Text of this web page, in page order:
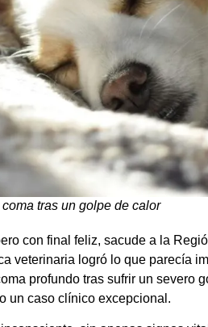
tras un golpe de calor
con final feliz, sacude a la
veterinaria logró lo que parecía
profundo tras sufrir un severo
un caso clínico excepcional.